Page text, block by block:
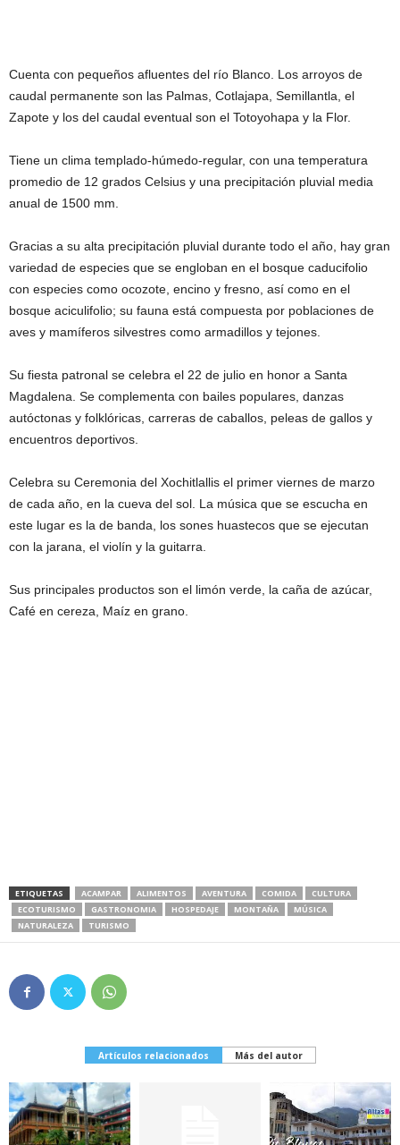
Cuenta con pequeños afluentes del río Blanco. Los arroyos de
caudal permanente son las Palmas, Cotlajapa, Semillantla, el
Zapote y los del caudal eventual son el Totoyohapa y la Flor.
Tiene un clima templado-húmedo-regular, con una temperatura
promedio de 12 grados Celsius y una precipitación pluvial media
anual de 1500 mm.
Gracias a su alta precipitación pluvial durante todo el año, hay gran
variedad de especies que se engloban en el bosque caducifolio
con especies como ocozote, encino y fresno, así como en el
bosque aciculifolio; su fauna está compuesta por poblaciones de
aves y mamíferos silvestres como armadillos y tejones.
Su fiesta patronal se celebra el 22 de julio en honor a Santa
Magdalena. Se complementa con bailes populares, danzas
autóctonas y folklóricas, carreras de caballos, peleas de gallos y
encuentros deportivos.
Celebra su Ceremonia del Xochitlallis el primer viernes de marzo
de cada año, en la cueva del sol. La música que se escucha en
este lugar es la de banda, los sones huastecos que se ejecutan
con la jarana, el violín y la guitarra.
Sus principales productos son el limón verde, la caña de azúcar,
Café en cereza, Maíz en grano.
ETIQUETAS ACAMPAR ALIMENTOS AVENTURA COMIDA
CULTURA
ECOTURISMO
GASTRONOMIA HOSPEDAJE MONTAÑA
MÚSICA
NATURALEZA
TURISMO
Artículos relacionados Más del autor